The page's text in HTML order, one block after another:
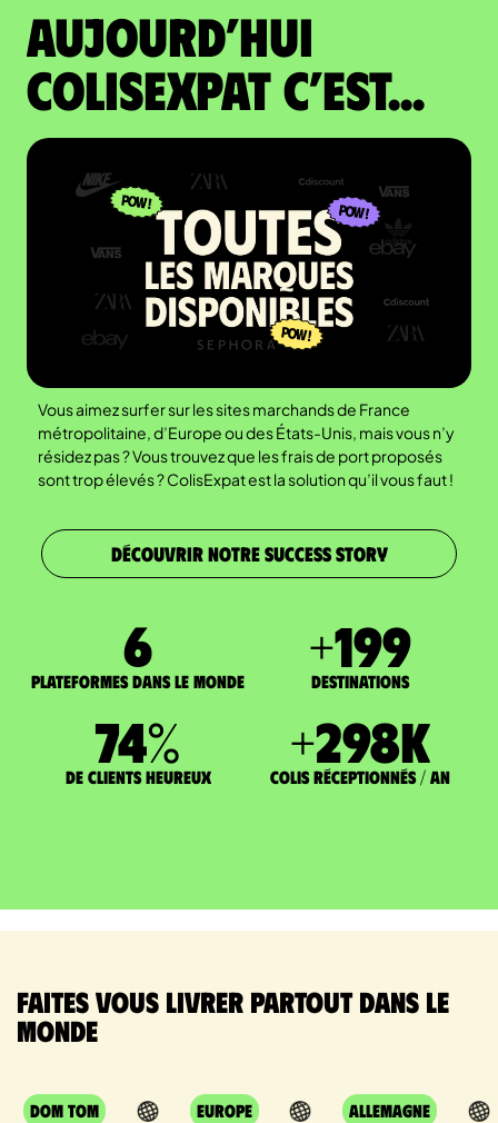
Aujourd’hui
colisexpat c’est...
Vous aimez surfer sur les sites marchands de France
métropolitaine, d’Europe ou des États-Unis, mais vous n’y
résidez pas ? Vous trouvez que les frais de port proposés
sont trop élevés ? ColisExpat est la solution qu’il vous faut !
DÉCOUVRIR NOTRE SUCCESS STORY
7
Plateformes dans le monde
+200
DESTINATIONS
75%
de clients heureux
+300K
Colis réceptionnés / an
Faites vous livrer partout dans le
monde
DOM TOM Europe Allemagne